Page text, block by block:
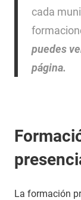
cada
puedes
página.
La formación